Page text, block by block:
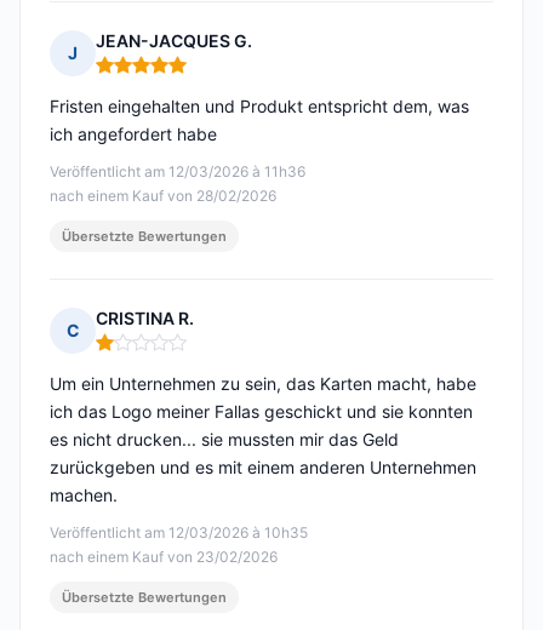
J
JEAN-JACQUES G.
Hinweis: 5 von 5
Veröffentlicht am 12/03/2026 à 11h36
nach einem Kauf von 28/02/2026
Fristen eingehalten und Produkt entspricht dem, was
ich angefordert habe
Übersetzte Bewertungen
C
CRISTINA R.
Hinweis: 1 von 5
Veröffentlicht am 12/03/2026 à 10h35
nach einem Kauf von 23/02/2026
Um ein Unternehmen zu sein, das Karten macht, habe
ich das Logo meiner Fallas geschickt und sie konnten
es nicht drucken... sie mussten mir das Geld
zurückgeben und es mit einem anderen Unternehmen
machen.
Übersetzte Bewertungen